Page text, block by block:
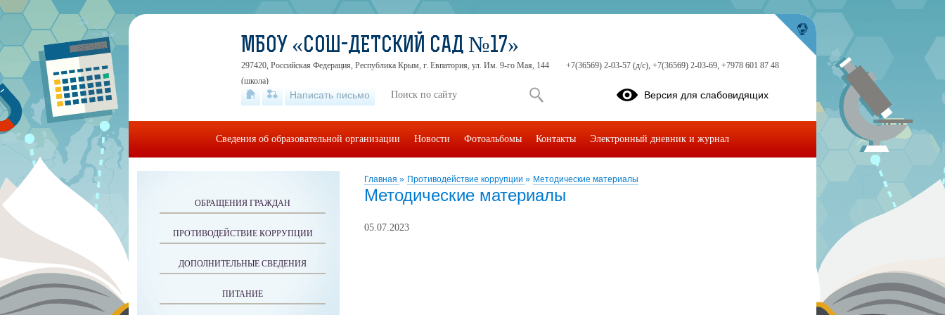
Главная » Противодействие коррупции » Методические материалы
Методические материалы
05.07.2023
ОБРАЩЕНИЯ ГРАЖДАН
ПРОТИВОДЕЙСТВИЕ КОРРУПЦИИ
ДОПОЛНИТЕЛЬНЫЕ СВЕДЕНИЯ
ПИТАНИЕ
МБОУ «СОШ-ДЕТСКИЙ САД №17»
297420, Российская Федерация, Республика Крым, г. Евпатория, ул. Им. 9-го Мая, 144
+7(36569) 2-03-57 (д/с), +7(36569) 2-03-69, +7978 601 87 48
(школа)
Написать письмо Версия для слабовидящих
Сведения об образовательной организации Новости Фотоальбомы Контакты Электронный дневник и журнал